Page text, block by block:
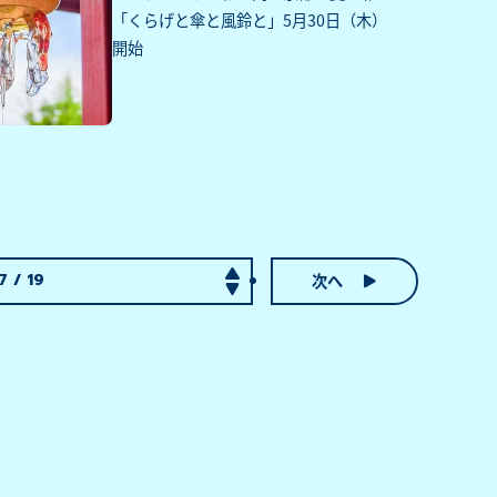
「くらげと傘と風鈴と」5月30日（木）
開始
次へ